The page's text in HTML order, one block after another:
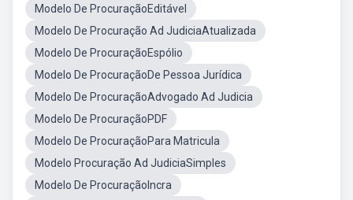
Modelo De ProcuraçãoEditável
Modelo De Procuração Ad JudiciaAtualizada
Modelo De ProcuraçãoEspólio
Modelo De ProcuraçãoDe Pessoa Jurídica
Modelo De ProcuraçãoAdvogado Ad Judicia
Modelo De ProcuraçãoPDF
Modelo De ProcuraçãoPara Matricula
Modelo Procuração Ad JudiciaSimples
Modelo De ProcuraçãoIncra